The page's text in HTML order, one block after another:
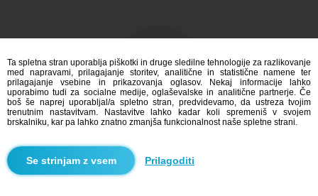
Me zanima
Iskanje
Ta spletna stran uporablja piškotki in druge sledilne tehnologije za razlikovanje
med napravami, prilagajanje storitev, analitične in statistične namene ter
prilagajanje vsebine in prikazovanja oglasov. Nekaj informacije lahko
uporabimo tudi za socialne medije, oglaševalske in analitične partnerje. Če
boš še naprej uporabljal/a spletno stran, predvidevamo, da ustreza tvojim
trenutnim nastavitvam. Nastavitve lahko kadar koli spremeniš v svojem
brskalniku, kar pa lahko znatno zmanjša funkcionalnost naše spletne strani.
Prilagoditi